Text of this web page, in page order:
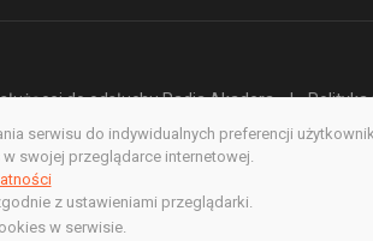
do odsłuchu Radia Akadera
Polityka
wersja serwisu www
serwisu do indywidualnych preferencji
swojej przeglądarce internetowej.
z ustawieniami przeglądarki.
w serwisie.